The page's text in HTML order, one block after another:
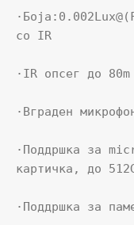
со IR
·IR опсег до 80m
·Вграден
·Поддршка за
картичка, до
·Поддршка за